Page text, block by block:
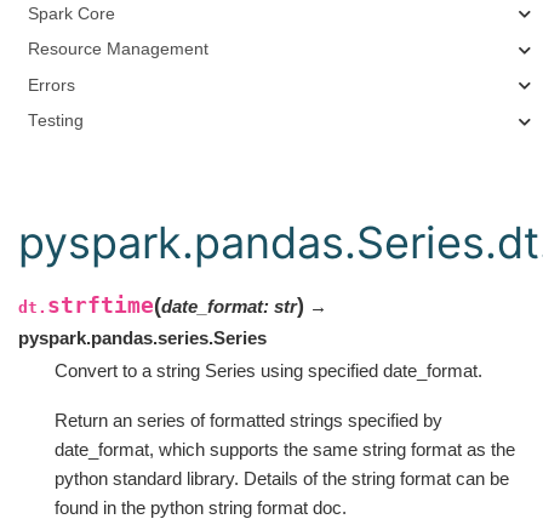
Spark Core
Resource Management
Errors
Testing
dt. strftime(date_format: str) →
pyspark.pandas.series.Series
Convert to a string Series using specified date_format.
Return an series of formatted strings specified by
date_format, which supports the same string format as the
python standard library. Details of the string format can be
found in the python string format doc.